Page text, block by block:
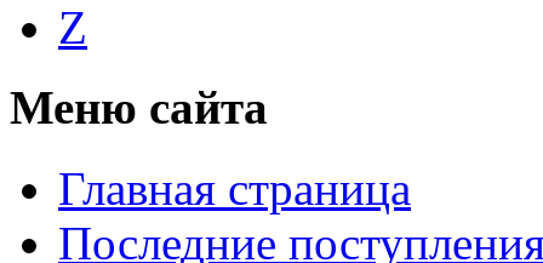
Z
Меню сайта
Главная страница
Последние